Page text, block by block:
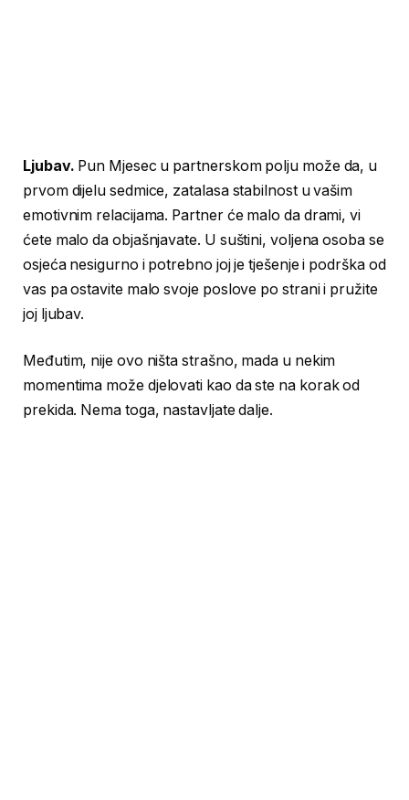
Ljubav. Pun Mjesec u partnerskom polju može da, u
prvom dijelu sedmice, zatalasa stabilnost u vašim
emotivnim relacijama. Partner će malo da drami, vi
ćete malo da objašnjavate. U suštini, voljena osoba se
osjeća nesigurno i potrebno joj je tješenje i podrška od
vas pa ostavite malo svoje poslove po strani i pružite
joj ljubav.
Međutim, nije ovo ništa strašno, mada u nekim
momentima može djelovati kao da ste na korak od
prekida. Nema toga, nastavljate dalje.